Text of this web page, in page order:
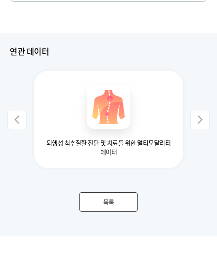
연관 데이터
퇴행성 척추질환 진단 및 치료를 위한 멀티모달리티
데이터
목록